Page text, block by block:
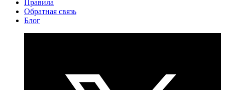
Правила
Обратная связь
Блог